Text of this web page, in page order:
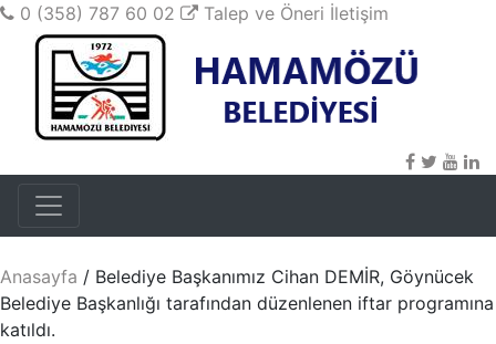
0 (358) 787 60 02 Talep ve Öneri İletişim
Anasayfa / Belediye Başkanımız Cihan DEMİR, Göynücek
Belediye Başkanlığı tarafından düzenlenen iftar programına
katıldı.